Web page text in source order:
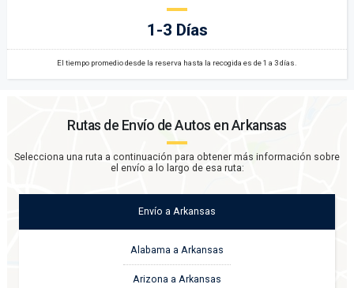
1-3 Días
El tiempo promedio desde la reserva hasta la recogida es de 1 a 3 días.
Rutas de Envío de Autos en Arkansas
Selecciona una ruta a continuación para obtener más información sobre
el envío a lo largo de esa ruta:
Envío a Arkansas
Alabama a Arkansas
Arizona a Arkansas